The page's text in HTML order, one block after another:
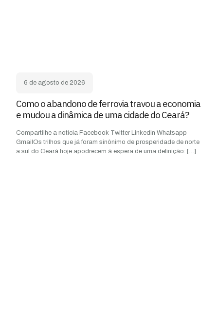
6 de agosto de 2026
Como o abandono de ferrovia travou a economia
e mudou a dinâmica de uma cidade do Ceará?
Compartilhe a notícia Facebook Twitter Linkedin Whatsapp
GmailOs trilhos que já foram sinônimo de prosperidade de norte
a sul do Ceará hoje apodrecem à espera de uma definição: […]